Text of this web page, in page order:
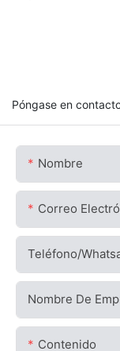
Póngase en
Nombre
Correo
Teléfono/
Nombre De
Contenido